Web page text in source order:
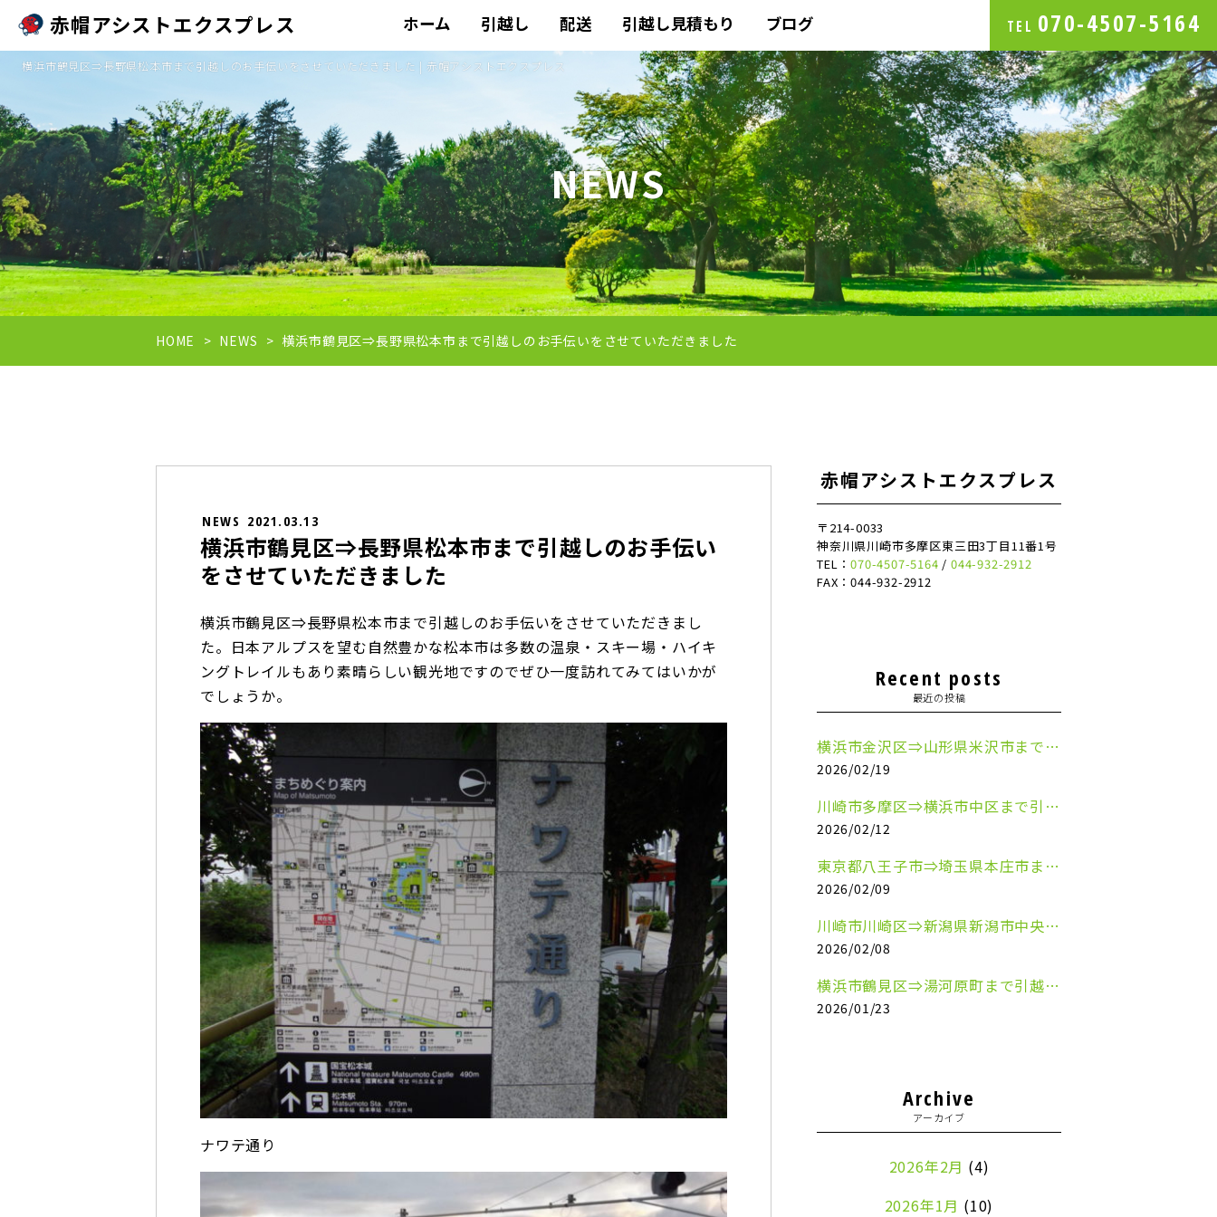
赤帽アシストエクスプレス TEL 070-4507-5164
ホーム 引越し 配送 引越し見積もり ブログ
横浜市鶴見区⇒長野県松本市まで引越しのお手伝いをさせていただきました | 赤帽アシストエクスプレス
NEWS
HOME NEWS 横浜市鶴見区⇒長野県松本市まで引越しのお手伝いをさせていただきました
NEWS 2021.03.13
横浜市鶴見区⇒長野県松本市まで引越しのお手伝い
をさせていただきました
横浜市鶴見区⇒長野県松本市まで引越しのお手伝いをさせていただきまし
た。日本アルプスを望む自然豊かな松本市は多数の温泉・スキー場・ハイキ
ングトレイルもあり素晴らしい観光地ですのでぜひ一度訪れてみてはいかが
でしょうか。
ナワテ通り
赤帽アシストエクスプレス
〒214-0033
神奈川県川崎市多摩区東三田3丁目11番1号
TEL：070-4507-5164 /044-932-2912
FAX：044-932-2912
Recent posts
最近の投稿
横浜市金沢区⇒山形県米沢市まで引越しのお手伝いをさせていただきました
2026/02/19
川崎市多摩区⇒横浜市中区まで引越しのお手伝いをさせていただきました
2026/02/12
東京都八王子市⇒埼玉県本庄市まで清涼飲料水を配送させていただきました
2026/02/09
川崎市川崎区⇒新潟県新潟市中央区まで事務机&事務用品を配送させていただきました
2026/02/08
横浜市鶴見区⇒湯河原町まで引越しのお手伝いをさせていただきました
2026/01/23
Archive
アーカイブ
2026年2月 (4)
2026年1月 (10)